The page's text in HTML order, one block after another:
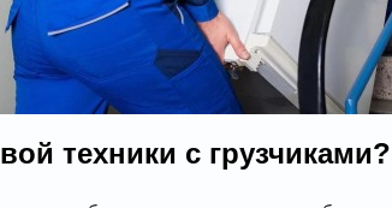
техники с грузчиками?